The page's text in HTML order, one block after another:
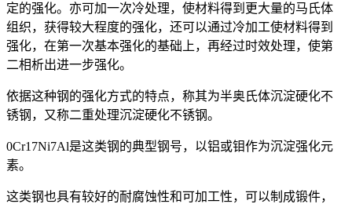
定的强化。亦可加一次冷处理，使材料得到更大量的马氏体
组织，获得较大程度的强化，还可以通过冷加工使材料得到
强化，在第一次基本强化的基础上，再经过时效处理，使第
二相析出进一步强化。
依据这种钢的强化方式的特点，称其为半奥氏体沉淀硬化不
锈钢，又称二重处理沉淀硬化不锈钢。
0Cr17Ni7Al是这类钢的典型钢号，以铝或钼作为沉淀强化元
素。
这类钢也具有较好的耐腐蚀性和可加工性，可以制成锻件，